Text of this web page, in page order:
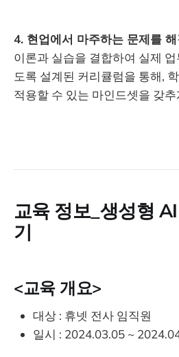
4. 현업에서 마주하는 문제를
이론과 실습을 결합하여 실제
도록 설계된 커리큘럼을 통해,
적용할 수 있는 마인드셋을 갖
교육 정보_생성형
기
<교육 개요>
대상 : 휴넷 전사 임직원
일시 : 2024.03.05 ~